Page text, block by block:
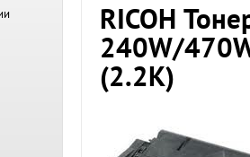
RICOH
240W/
(2.2K)